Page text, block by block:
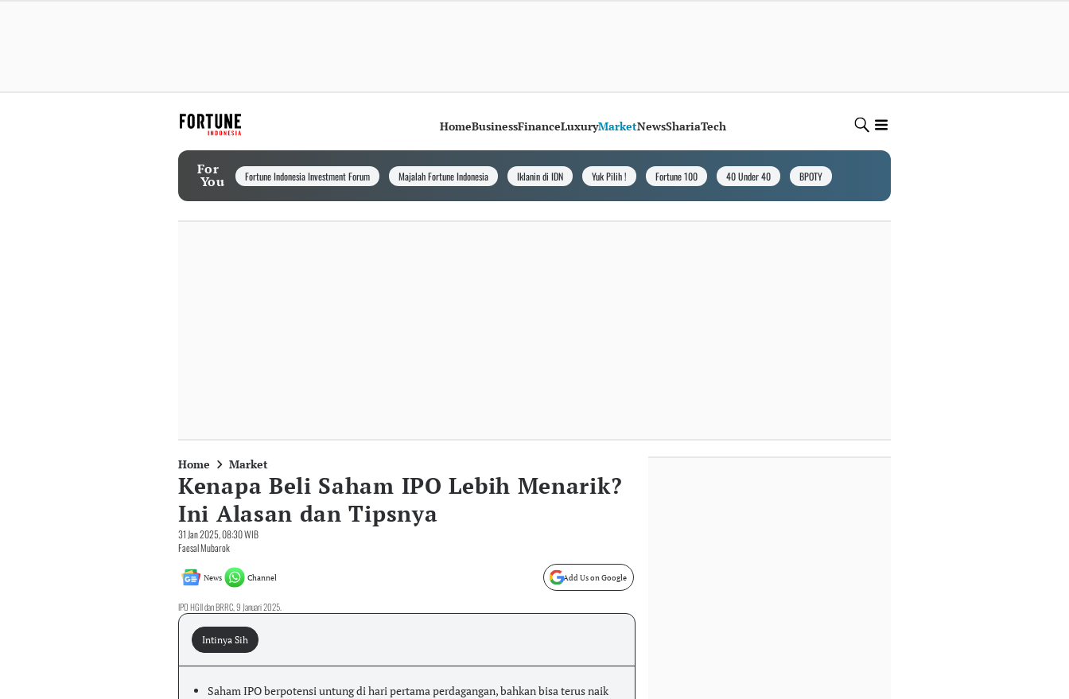
HomeBusinessFinanceLuxuryMarketNewsShariaTech
For
You Fortune Indonesia Investment Forum Majalah Fortune Indonesia Iklanin di IDN Yuk Pilih ! Fortune 100 40 Under 40 BPOTY
Home Market
Kenapa Beli Saham IPO Lebih Menarik?
Ini Alasan dan Tipsnya
31 Jan 2025, 08:30 WIB
Faesal Mubarok
News Channel Add Us on Google
IPO HGII dan BRRC, 9 Januari 2025.
Intinya Sih
Saham IPO berpotensi untung di hari pertama perdagangan, bahkan bisa terus naik